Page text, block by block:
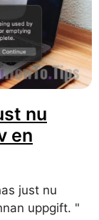
nu
en
just nu
uppgift. "